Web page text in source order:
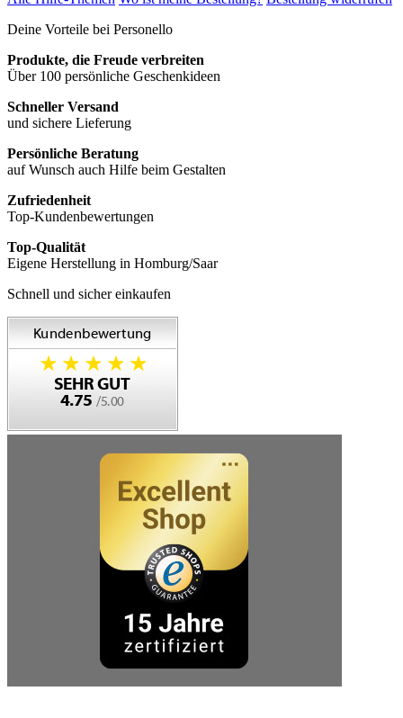
Deine Vorteile bei Personello
Produkte, die Freude verbreiten
Über 100 persönliche Geschenkideen
Schneller Versand
und sichere Lieferung
Persönliche Beratung
auf Wunsch auch Hilfe beim Gestalten
Zufriedenheit
Top-Kundenbewertungen
Top-Qualität
Eigene Herstellung in Homburg/Saar
Schnell und sicher einkaufen